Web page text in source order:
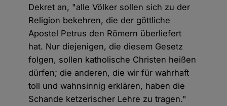
Dekret an, "alle Völker sollen sich zu der
Religion bekehren, die der göttliche
Apostel Petrus den Römern überliefert
hat. Nur diejenigen, die diesem Gesetz
folgen, sollen katholische Christen heißen
dürfen; die anderen, die wir für wahrhaft
toll und wahnsinnig erklären, haben die
Schande ketzerischer Lehre zu tragen."